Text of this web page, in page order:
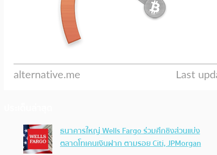
ธนาคารใหญ่ Wells Fargo ร่วมศึกชิงส่วนแบ่ง
ตลาดโทเคนเงินฝาก ตามรอย Citi, JPMorgan